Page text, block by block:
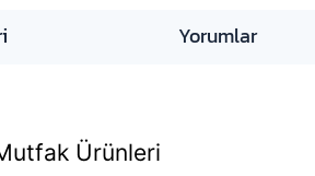
Yorumlar
Ürünleri